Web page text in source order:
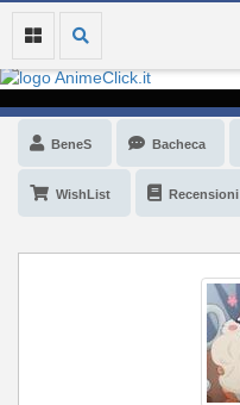
BeneS Bacheca
WishList Recensioni